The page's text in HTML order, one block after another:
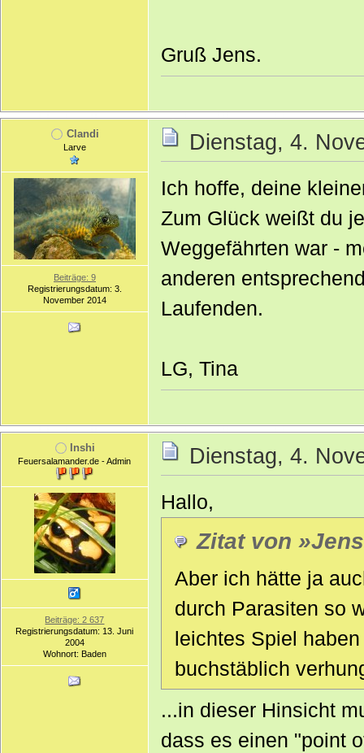
Gruß Jens.
Clandi
Larve
Beiträge: 9
Registrierungsdatum: 3.
November 2014
Dienstag, 4.
Ich hoffe, deine
Zum Glück weißt du
Weggefährten war -
anderen
Laufenden.
LG, Tina
Inshi
Feuersalamander.de - Admin
Beiträge: 2 637
Registrierungsdatum: 13. Juni
2004
Wohnort: Baden
Dienstag, 4.
Hallo,
Zitat von
Aber ich hätte ja
durch Parasiten so
leichtes Spiel
buchstäblich
...in dieser Hinsicht
dass es einen "point